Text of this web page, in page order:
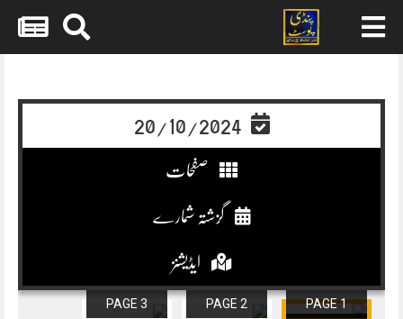
20/10/2024
صفحات
گزشتہ شمارے
ایڈیشنز
PAGE 1
PAGE 2
PAGE 3